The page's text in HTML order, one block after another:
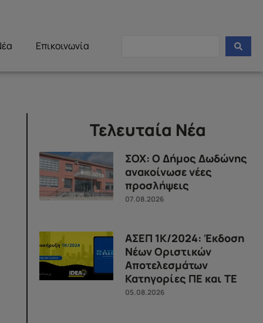
Επικοινωνία
Τελευταία Νέα
ΣΟΧ: Ο Δήμος Δωδώνης
ανακοίνωσε νέες
προσλήψεις
07.08.2026
ΑΣΕΠ 1Κ/2024: Έκδοση
Νέων Οριστικών
Αποτελεσμάτων
Κατηγορίες ΠΕ και ΤΕ
05.08.2026